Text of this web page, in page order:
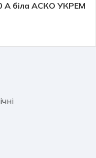
А біла АСКО УКРЕМ